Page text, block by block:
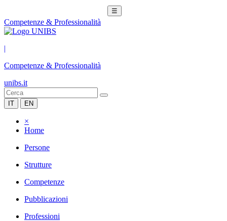
☰
Competenze & Professionalità
|
Competenze & Professionalità
unibs.it
IT EN
×
Home
Persone
Strutture
Competenze
Pubblicazioni
Professioni